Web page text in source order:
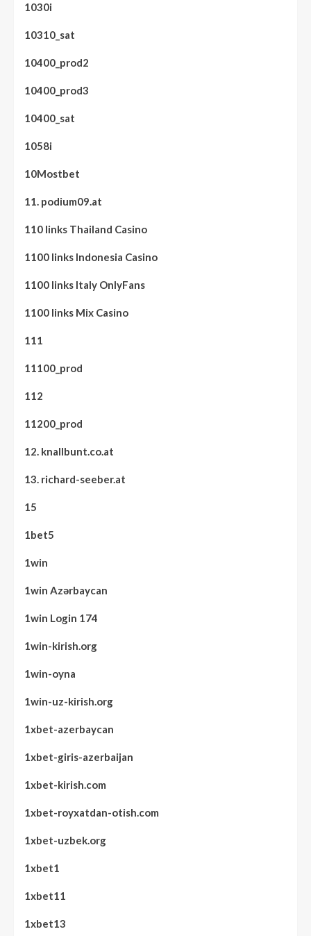
1030i
10310_sat
10400_prod2
10400_prod3
10400_sat
1058i
10Mostbet
11. podium09.at
110 links Thailand Casino
1100 links Indonesia Casino
1100 links Italy OnlyFans
1100 links Mix Casino
111
11100_prod
112
11200_prod
12. knallbunt.co.at
13. richard-seeber.at
15
1bet5
1win
1win Azərbaycan
1win Login 174
1win-kirish.org
1win-oyna
1win-uz-kirish.org
1xbet-azerbaycan
1xbet-giris-azerbaijan
1xbet-kirish.com
1xbet-royxatdan-otish.com
1xbet-uzbek.org
1xbet1
1xbet11
1xbet13